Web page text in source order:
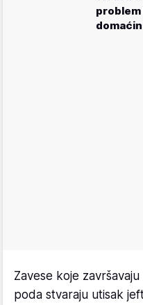
problem
Zavese koje
poda stvaraju utisak